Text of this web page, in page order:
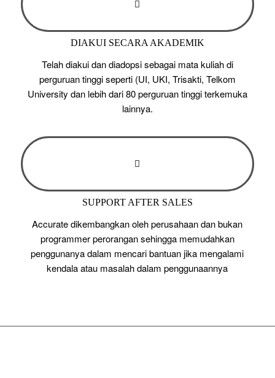
DIAKUI SECARA AKADEMIK
Telah diakui dan diadopsi sebagai mata kuliah di
perguruan tinggi seperti (UI, UKI, Trisakti, Telkom
University dan lebih dari 80 perguruan tinggi terkemuka
lainnya.
SUPPORT AFTER SALES
Accurate dikembangkan oleh perusahaan dan bukan
programmer perorangan sehingga memudahkan
penggunanya dalam mencari bantuan jika mengalami
kendala atau masalah dalam penggunaannya